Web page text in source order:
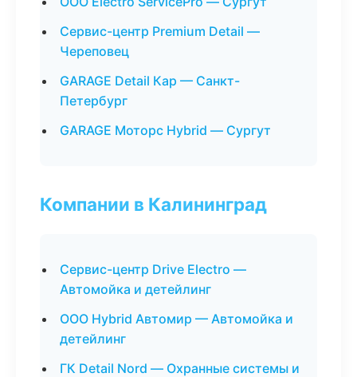
Сервис-центр Premium Detail —
Череповец
GARAGE Detail Кар — Санкт-
Петербург
GARAGE Моторс Hybrid — Сургут
Компании в Калининград
Сервис-центр Drive Electro —
Автомойка и детейлинг
ООО Hybrid Автомир — Автомойка и
детейлинг
ГК Detail Nord — Охранные системы и